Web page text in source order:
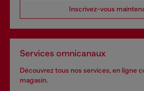
Inscrivez-vous
Services omnicanaux
Découvrez tous nos services, en ligne
magasin.